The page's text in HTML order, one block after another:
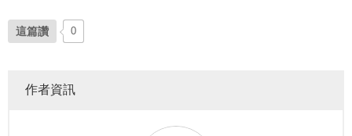
這篇讚 0
作者資訊